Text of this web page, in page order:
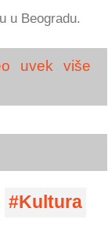
u Beogradu.
uvek više
Kultura